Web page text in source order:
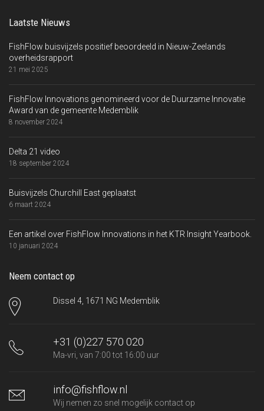
Laatste Nieuws
FishFlow buisvijzels positief beoordeeld in Nieuw-Zeelands
overheidsrapport
21 mei 2025
FishFlow Innovations genomineerd voor de Duurzame Innovatie
Award van de gemeente Medemblik
8 november 2024
Delta 21 video
18 september 2024
Buisvijzels Churchill East geplaatst
6 maart 2024
Een artikel over FishFlow Innovations in het KTR Insight Yearbook.
10 januari 2024
Neem contact op
Dissel 4, 1671 NG Medemblik
+31 (0)227 570 020
Ma-vri, van 7:00 tot 16:00 uur
info@fishflow.nl
Wij nemen zo snel mogelijk contact op